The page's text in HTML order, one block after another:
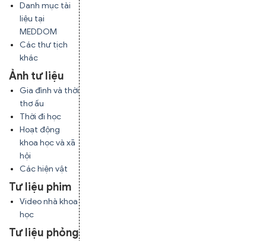
Danh mục tài
liệu tại
MEDDOM
Các thư tịch
khác
Ảnh tư liệu
Gia đình và thời
thơ ấu
Thời đi học
Hoạt động
khoa học và xã
hội
Các hiện vật
Tư liệu phim
Video nhà khoa
học
Tư liệu phỏng